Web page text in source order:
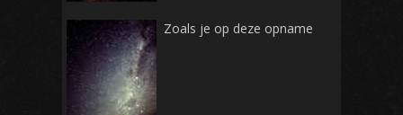
Zoals je op deze opname